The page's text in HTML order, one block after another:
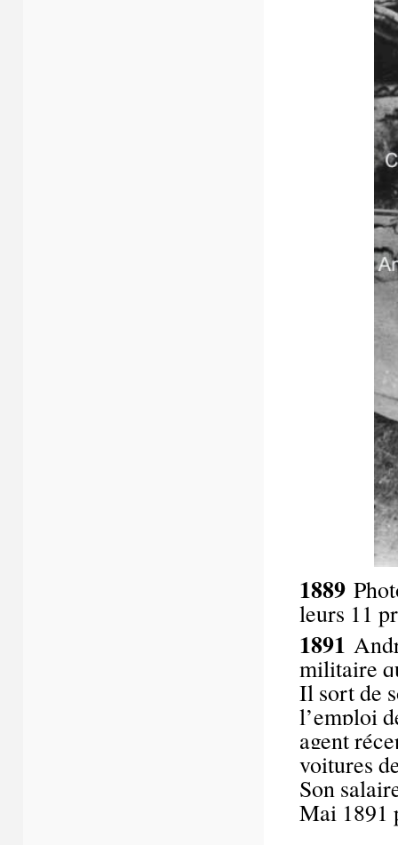
1889
leurs 11
1891
militaire
Il sort de
l’emploi
agent
voitures
Son
Mai 1891